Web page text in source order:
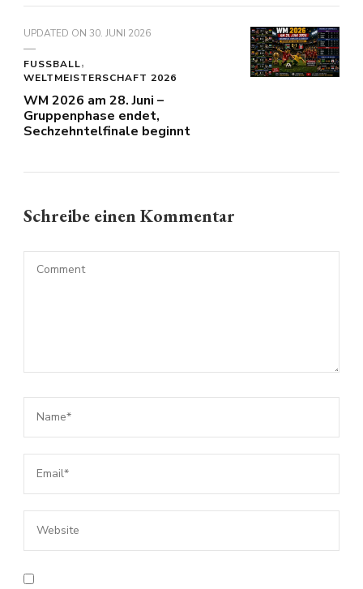
UPDATED ON 30. JUNI 2026
FUSSBALL
WELTMEISTERSCHAFT 2026
WM 2026 am 28. Juni –
Gruppenphase endet,
Sechzehntelfinale beginnt
Schreibe einen Kommentar